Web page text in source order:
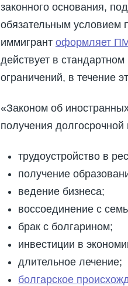
законного основания,
обязательным
иммигрант оформляет
действует в
ограничений, в течение
«Законом об
получения
трудоустройство в
получение
ведение бизнеса;
воссоединение с
брак с болгарином;
инвестиции в
длительное лечение;
болгарское